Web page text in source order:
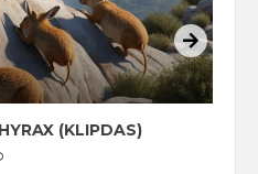
(KLIPDAS)